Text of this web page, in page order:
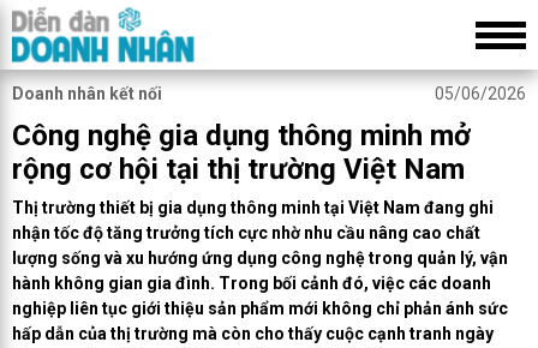
Doanh nhân kết nối 05/06/2026
Công nghệ gia dụng thông minh mở
rộng cơ hội tại thị trường Việt Nam
Thị trường thiết bị gia dụng thông minh tại Việt Nam đang ghi
nhận tốc độ tăng trưởng tích cực nhờ nhu cầu nâng cao chất
lượng sống và xu hướng ứng dụng công nghệ trong quản lý, vận
hành không gian gia đình. Trong bối cảnh đó, việc các doanh
nghiệp liên tục giới thiệu sản phẩm mới không chỉ phản ánh sức
hấp dẫn của thị trường mà còn cho thấy cuộc cạnh tranh ngày